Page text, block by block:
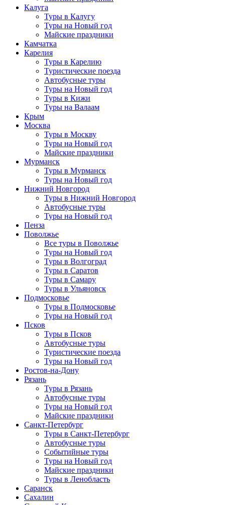
Калуга
Туры в Калугу
Туры на Новый год
Майские праздники
Камчатка
Карелия
Туры в Карелию
Туристические поезда
Автобусные туры
Туры на Новый год
Туры в Кижи
Туры на Валаам
Крым
Москва
Туры в Москву
Туры на Новый год
Майские праздники
Мурманск
Туры в Мурманск
Туры на Новый год
Нижний Новгород
Туры в Нижний Новгород
Автобусные туры
Туры на Новый год
Пенза
Поволжье
Все туры в Поволжье
Туры на Новый год
Туры в Волгоград
Туры в Саратов
Туры в Самару
Туры в Ульяновск
Подмосковье
Туры в Подмосковье
Туры на Новый год
Псков
Туры в Псков
Автобусные туры
Туристические поезда
Туры на Новый год
Ростов-на-Дону
Рязань
Туры в Рязань
Автобусные туры
Туры на Новый год
Майские праздники
Санкт-Петербург
Туры в Санкт-Петербург
Автобусные туры
Событийные туры
Туры на Новый год
Майские праздники
Туры в Ленобласть
Саранск
Сахалин